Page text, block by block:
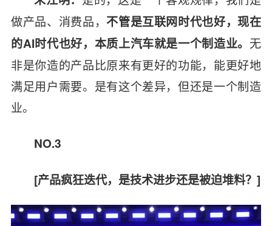
做产品、消费品，不管是互联网时代也好，现在
的AI时代也好，本质上汽车就是一个制造业。 无
非是你造的产品比原来有更好的功能，能更好地
满足用户需要。是有这个差异，但还是一个制造
业。
NO.3
[产品疯狂迭代，是技术进步还是被迫堆料？]